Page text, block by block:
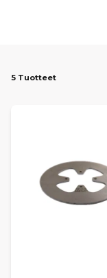
Ydea ja Sulky -
Kuluneet tai
jarrutustehoa ja
varmistat
Tarjoammenopeat
löydät helposti
5 Tuotteet